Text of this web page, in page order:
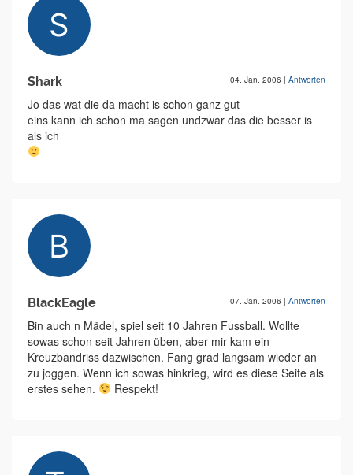
Shark 04. Jan. 2006 | Antworten
Jo das wat die da macht is schon ganz gut
eins kann ich schon ma sagen undzwar das die besser is
als ich
BlackEagle 07. Jan. 2006 | Antworten
Bin auch n Mädel, spiel seit 10 Jahren Fussball. Wollte
sowas schon seit Jahren üben, aber mir kam ein
Kreuzbandriss dazwischen. Fang grad langsam wieder an
zu joggen. Wenn ich sowas hinkrieg, wird es diese Seite als
erstes sehen.
Respekt!